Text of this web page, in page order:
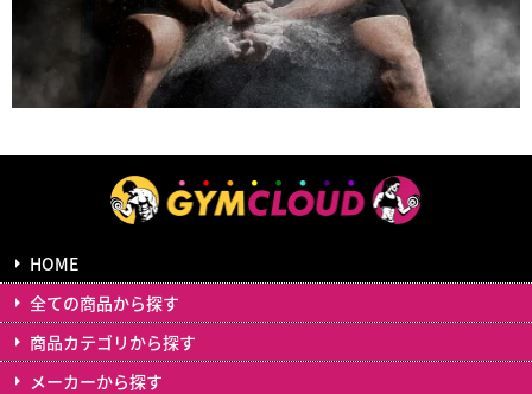
HOME
全ての商品から探す
商品カテゴリから探す
メーカーから探す